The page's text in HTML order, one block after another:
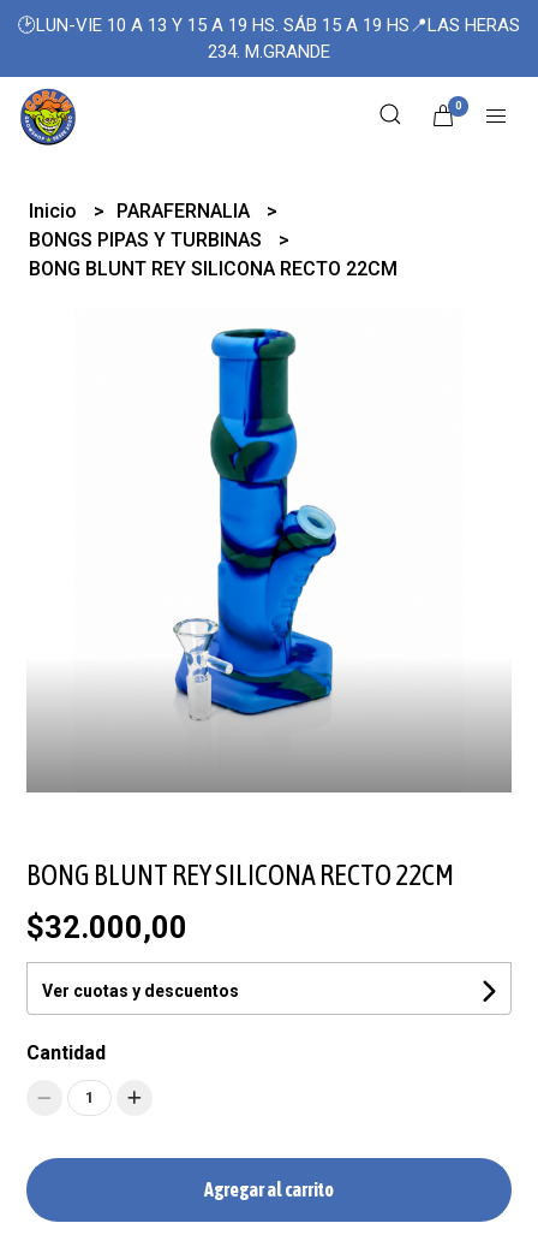
🕑LUN-VIE 10 A 13 Y 15 A 19 HS. SÁB 15 A 19 HS📍LAS HERAS
234. M.GRANDE
0
Inicio
PARAFERNALIA
BONGS PIPAS Y TURBINAS
BONG BLUNT REY SILICONA RECTO 22CM
BONG BLUNT REY SILICONA RECTO 22CM
$32.000,00
Ver cuotas y descuentos
Cantidad
1
Agregar al carrito